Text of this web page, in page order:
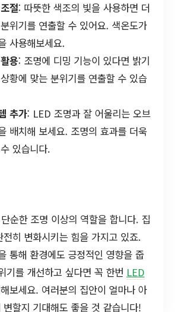
절: 따뜻한 색조의 빛을 사용하면 더
위기를 연출할 수 있어요. 색온도가
사용해보세요.
용: 조명에 디밍 기능이 있다면 밝기
황에 맞는 분위기를 연출할 수 있습
추가: LED 조명과 잘 어울리는 오브
배치해 보세요. 조명의 효과를 더욱
있습니다.
순한 조명 이상의 역할을 합니다. 집
히 변화시키는 힘을 가지고 있죠.
통해 환경에도 긍정적인 영향을 줍
기를 개선하고 싶다면 꼭 한번 LED
보세요. 여러분의 집안이 얼마나 아
할지 기대해도 좋을 것 같습니다!